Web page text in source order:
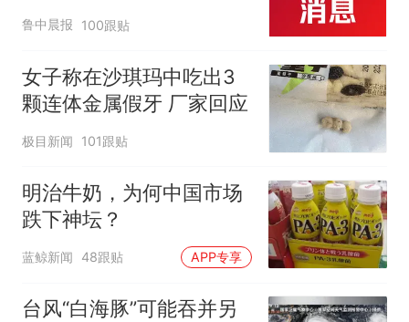
起；当事人：鱼重7斤6
两，做成红烧辣子鱼块，
味道很好
鲁中晨报 100跟贴
女子称在沙琪玛中吃出3
颗连体金属假牙 厂家回应
极目新闻 101跟贴
明治牛奶，为何中国市场
跌下神坛？
蓝鲸新闻 48跟贴 APP专享
台风“白海豚”可能吞并另